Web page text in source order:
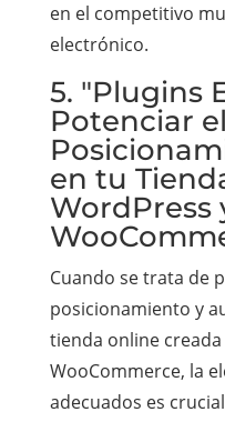
en el competitivo
electrónico.
5. "Plugins
Potenciar el
en tu
WordPress
Cuando se trata de
posicionamiento y
tienda online
WooCommerce, la
adecuados es